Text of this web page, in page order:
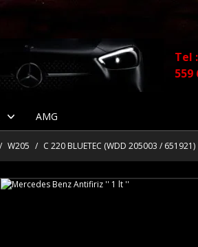
Tel
559
AMG
W205 C 220 BLUETEC (WDD 205003 / 651921)